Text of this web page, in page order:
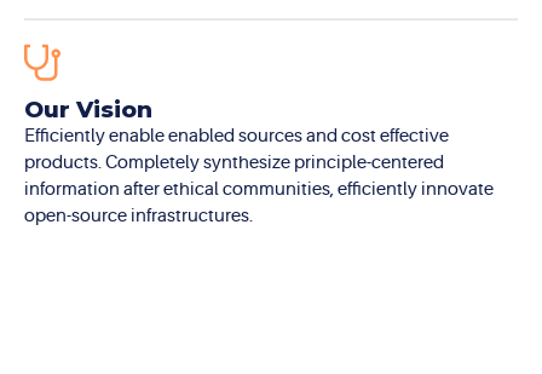
Our Vision
Efficiently enable enabled sources and cost effective
products. Completely synthesize principle-centered
information after ethical communities, efficiently innovate
open-source infrastructures.